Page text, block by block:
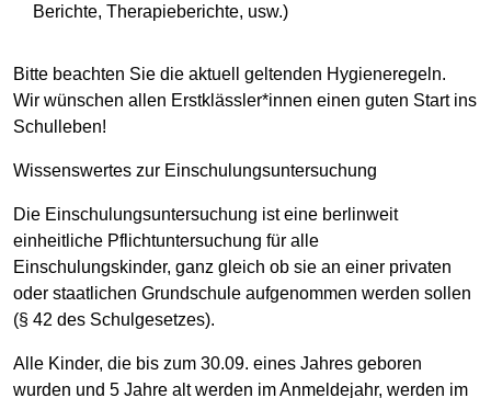
Berichte, Therapieberichte, usw.)
Bitte beachten Sie die aktuell geltenden Hygieneregeln.
Wir wünschen allen Erstklässler*innen einen guten Start ins
Schulleben!
Wissenswertes zur Einschulungsuntersuchung
Die Einschulungsuntersuchung ist eine berlinweit
einheitliche Pflichtuntersuchung für alle
Einschulungskinder, ganz gleich ob sie an einer privaten
oder staatlichen Grundschule aufgenommen werden sollen
(§ 42 des Schulgesetzes).
Alle Kinder, die bis zum 30.09. eines Jahres geboren
wurden und 5 Jahre alt werden im Anmeldejahr, werden im